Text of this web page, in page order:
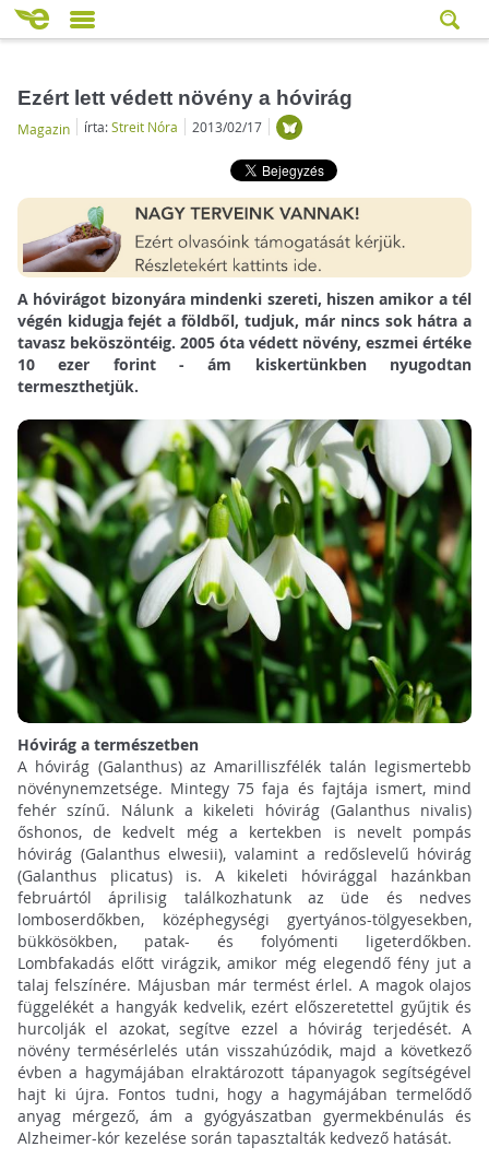
Ezért lett védett növény a hóvirág
Magazin írta:Streit Nóra 2013/02/17
A hóvirágot bizonyára mindenki szereti, hiszen amikor a tél
végén kidugja fejét a földből, tudjuk, már nincs sok hátra a
tavasz beköszöntéig. 2005 óta védett növény, eszmei értéke
10 ezer forint - ám kiskertünkben nyugodtan
termeszthetjük.
Hóvirág a természetben
A hóvirág (Galanthus) az Amarilliszfélék talán legismertebb
növénynemzetsége. Mintegy 75 faja és fajtája ismert, mind
fehér színű. Nálunk a kikeleti hóvirág (Galanthus nivalis)
őshonos, de kedvelt még a kertekben is nevelt pompás
hóvirág (Galanthus elwesii), valamint a redőslevelű hóvirág
(Galanthus plicatus) is. A kikeleti hóvirággal hazánkban
februártól áprilisig találkozhatunk az üde és nedves
lomboserdőkben, középhegységi gyertyános-tölgyesekben,
bükkösökben, patak- és folyómenti ligeterdőkben.
Lombfakadás előtt virágzik, amikor még elegendő fény jut a
talaj felszínére. Májusban már termést érlel. A magok olajos
függelékét a hangyák kedvelik, ezért előszeretettel gyűjtik és
hurcolják el azokat, segítve ezzel a hóvirág terjedését. A
növény termésérlelés után visszahúzódik, majd a következő
évben a hagymájában elraktározott tápanyagok segítségével
hajt ki újra. Fontos tudni, hogy a hagymájában termelődő
anyag mérgező, ám a gyógyászatban gyermekbénulás és
Alzheimer-kór kezelése során tapasztalták kedvező hatását.